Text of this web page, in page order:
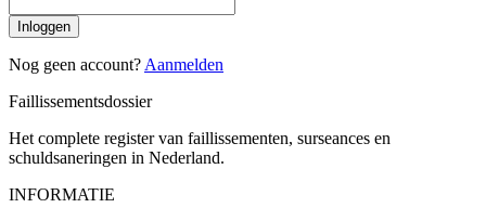
Inloggen
Nog geen account? Aanmelden
Faillissementsdossier
Het complete register van faillissementen, surseances en
schuldsaneringen in Nederland.
INFORMATIE